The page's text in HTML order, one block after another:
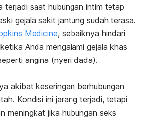
terjadi saat hubungan intim tetap
gejala sakit jantung sudah terasa.
Medicine, sebaiknya hindari
Anda mengalami gejala khas
angina (nyeri dada).
akibat keseringan berhubungan
Kondisi ini jarang terjadi, tetapi
meningkat jika hubungan seks